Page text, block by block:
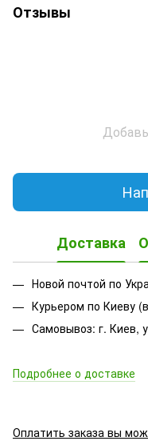
Отзывы
Доставка
Новой почтой по
Курьером по Киеву
Самовывоз: г. Киев,
Подробнее о доставке
Оплатить заказа вы